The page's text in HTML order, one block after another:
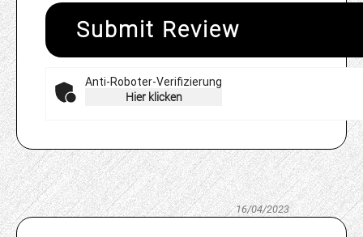
Submit Review
Anti-Roboter-Verifizierung
Hier klicken
16/04/2023